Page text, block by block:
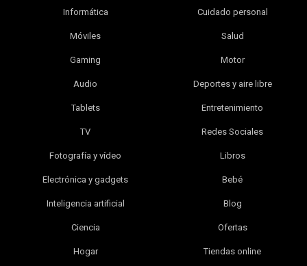
Informática
Móviles
Gaming
Audio
Tablets
TV
Fotografía y vídeo
Electrónica y gadgets
Inteligencia artificial
Ciencia
Hogar
Cuidado personal
Salud
Motor
Deportes y aire libre
Entretenimiento
Redes Sociales
Libros
Bebé
Blog
Ofertas
Tiendas online